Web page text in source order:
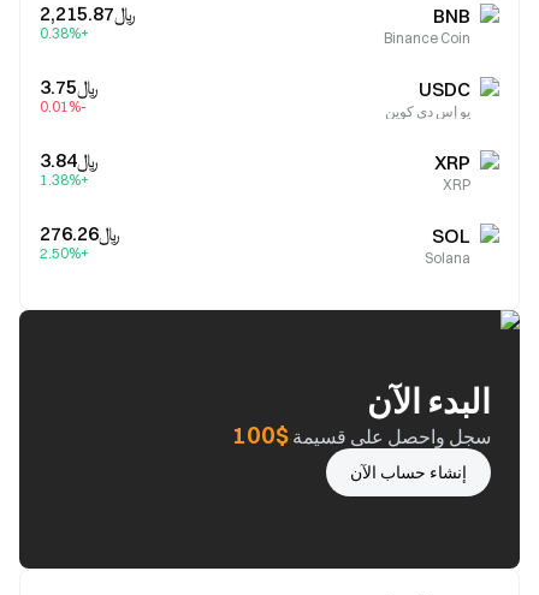
BNB
Binance Coin
﷼‎2,215.87
+0.38%
USDC
يو إس دي كوين
﷼‎3.75
-0.01%
XRP
XRP
﷼‎3.84
+1.38%
SOL
Solana
﷼‎276.26
+2.50%
البدء الآن
سجل واحصل على قسيمة $100
إنشاء حساب الآن